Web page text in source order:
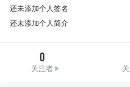
还未添加个人签名
还未添加个人简介
0
关注者